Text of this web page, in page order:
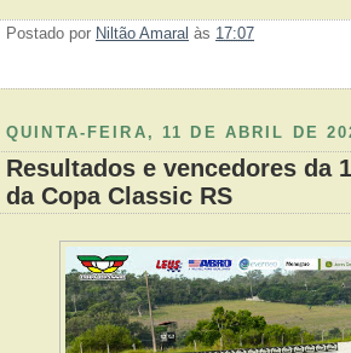
Postado por Niltão Amaral às 17:07
QUINTA-FEIRA, 11 DE ABRIL DE
Resultados e vencedores da
da Copa Classic RS